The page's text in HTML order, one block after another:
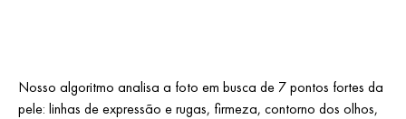
Nosso algoritmo analisa a foto em busca de 7 pontos fortes da
pele: linhas de expressão e rugas, firmeza, contorno dos olhos,